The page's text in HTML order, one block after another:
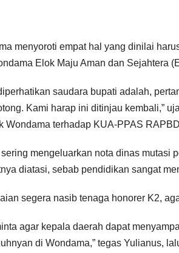
menyoroti empat hal yang dinilai
Elok Maju Aman dan Sejahtera
saudara bupati adalah,
Kami harap ini ditinjau kembali,”
Wondama terhadap KUA-PPAS
mengeluarkan nota dinas mutasi
diatasi, sebab pendidikan sangat
segera nasib tenaga honorer K2,
agar kepala daerah dapat
di Wondama,” tegas Yulianus,